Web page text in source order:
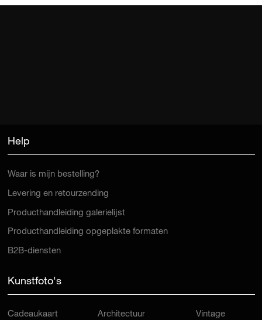
Help
Waar is mijn bestelling?
Levering en retourzending
Producthandleiding galerielijst
Producthandleiding opgeplakte formaten
B2B-diensten
Kunstfoto's
Cadeaukaart Architectuur Vintage